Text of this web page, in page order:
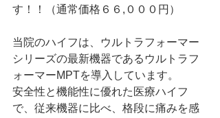
す！！（通常価格６６,０００円）
当院のハイフは、ウルトラフォーマー
シリーズの最新機器であるウルトラフ
ォーマーMPTを導入しています。
安全性と機能性に優れた医療ハイフ
で、従来機器に比べ、格段に痛みを感